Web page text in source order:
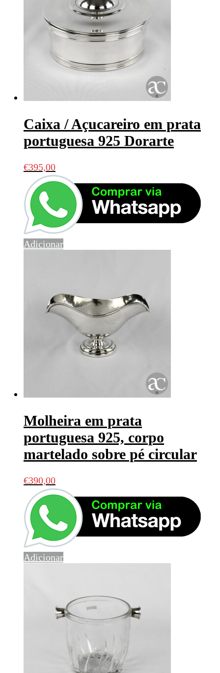
Caixa / Açucareiro em prata
portuguesa 925 Dorarte
€395,00
Adicionar
Molheira em prata
portuguesa 925, corpo
martelado sobre pé circular
€390,00
Adicionar